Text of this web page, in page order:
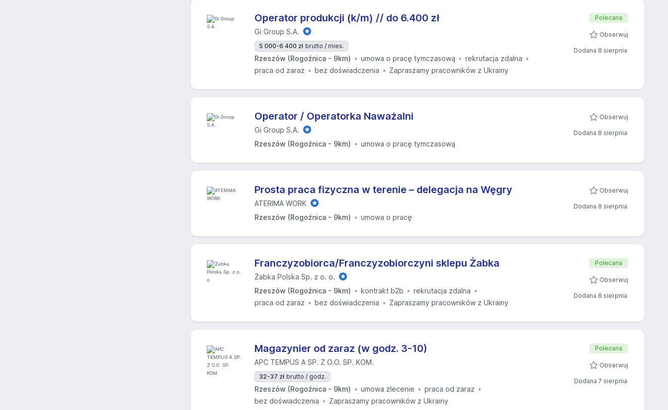
Operator produkcji (k/m) // do 6.400 zł
Gi Group S.A.
5 000-6 400 zł brutto / mies.
Rzeszów (Rogoźnica - 9km) umowa o pracę tymczasową
rekrutacja zdalna
praca od zaraz
bez doświadczenia Zapraszamy pracowników z Ukrainy
Polecana
Obserwuj
Dodana 8 sierpnia
Operator / Operatorka Naważalni
Gi Group S.A.
Rzeszów (Rogoźnica - 9km)
umowa o pracę tymczasową
Obserwuj
Dodana 8 sierpnia
Prosta praca fizyczna w terenie – delegacja na Węgry
ATERIMA WORK
Rzeszów (Rogoźnica - 9km)
umowa o pracę
Obserwuj
Dodana 8 sierpnia
Franczyzobiorca/Franczyzobiorczyni sklepu Żabka
Żabka Polska Sp. z o. o.
Rzeszów (Rogoźnica - 9km)
kontrakt b2b
rekrutacja zdalna
praca od zaraz
bez doświadczenia Zapraszamy pracowników z Ukrainy
Polecana
Obserwuj
Dodana 8 sierpnia
Magazynier od zaraz (w godz. 3-10)
APC TEMPUS A SP. Z O.O. SP. KOM.
32-37 zł brutto / godz.
Rzeszów (Rogoźnica - 9km) umowa zlecenie
praca od zaraz
bez doświadczenia
Zapraszamy pracowników z Ukrainy
Polecana
Obserwuj
Dodana 7 sierpnia